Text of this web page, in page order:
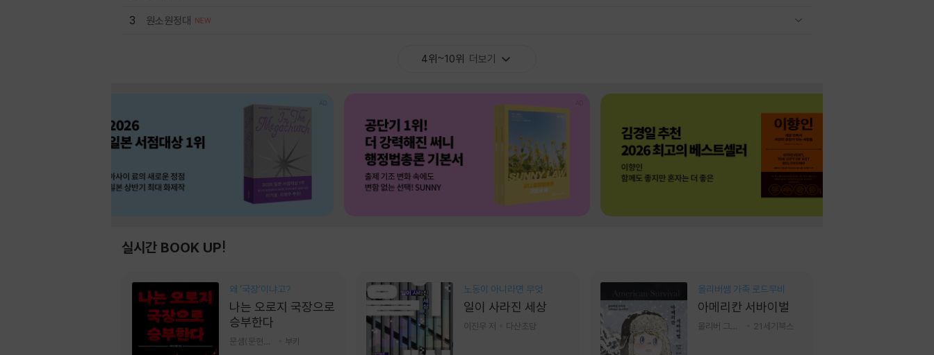
3 원소원정대
4위~10위 더보기
실시간 BOOK UP!
왜 ‘국장‘이냐고?
나는 오로지 국장으로
승부한다
부키
노동이 아니라면 무엇
일이 사라진 세상
이진우 저 다산초당
올리버쌤 가족 로드무비
아메리칸 서바이벌
21세기북스